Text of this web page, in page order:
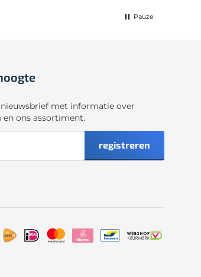
Pauze
met informatie over
en ons assortiment.
registreren